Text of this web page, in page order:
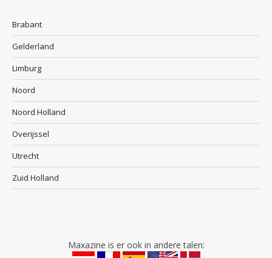
Brabant
Gelderland
Limburg
Noord
Noord Holland
Overijssel
Utrecht
Zuid Holland
Maxazine is er ook in andere talen: